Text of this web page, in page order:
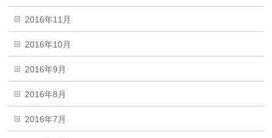
2016年11月
2016年10月
2016年9月
2016年8月
2016年7月